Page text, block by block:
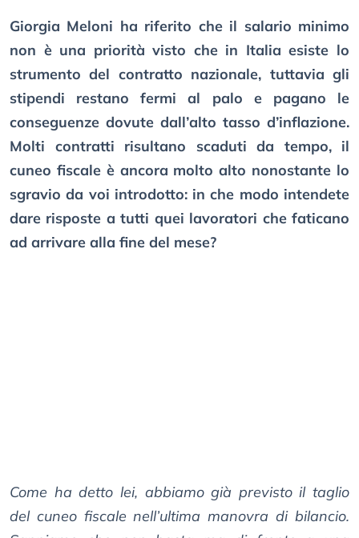
Giorgia Meloni ha riferito che il salario minimo
non è una priorità visto che in Italia esiste lo
strumento del contratto nazionale, tuttavia gli
stipendi restano fermi al palo e pagano le
conseguenze dovute dall’alto tasso d’inflazione.
Molti contratti risultano scaduti da tempo, il
cuneo fiscale è ancora molto alto nonostante lo
sgravio da voi introdotto: in che modo intendete
dare risposte a tutti quei lavoratori che faticano
ad arrivare alla fine del mese?
Come ha detto lei, abbiamo già previsto il taglio
del cuneo fiscale nell’ultima manovra di bilancio.